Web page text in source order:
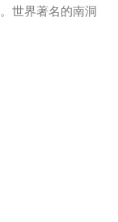
世界著名的南洞